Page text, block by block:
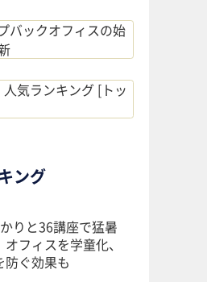
バックオフィスの始
気ランキング [トッ
ング
りと36講座で猛暑
フィスを学童化、
防ぐ効果も